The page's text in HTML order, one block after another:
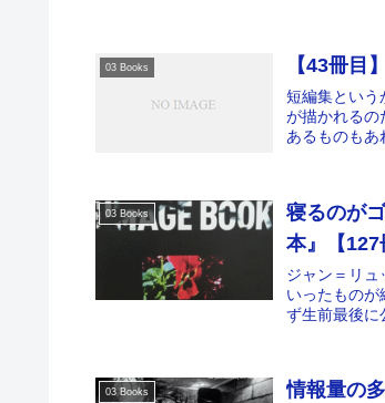
03 Books 【43冊目
短編集という
が描かれるの
あるものもあ
03 Books
寝るのが
本』【127
ジャン＝リュ
いったものが
ず生前最後に
03 Books 情報量の